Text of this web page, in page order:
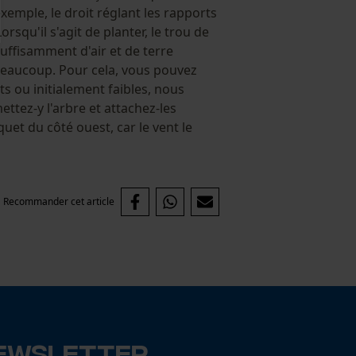
le droit réglant les rapports
s'agit de planter, le trou de
d'air et de terre
Pour cela, vous pouvez
ou initialement faibles, nous
y l'arbre et attachez-les
du côté ouest, car le vent le
Recommander cet article